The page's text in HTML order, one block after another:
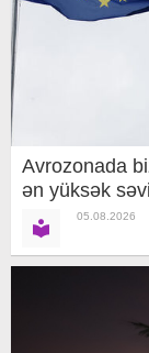
Avrozonada
ən yüksək
05.08.2026